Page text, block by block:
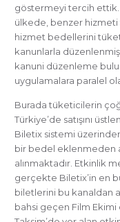
göstermeyi tercih
ülkede, benzer hizmeti
hizmet bedellerini
kanunlarla
kanuni düzenleme
uygulamalara paralel
Burada tüketicilerin
Türkiye’de satışını
Biletix sistemi
bir bedel eklenmeden
alınmaktadır. Etkinlik
gerçekte Biletix’in en
biletlerini bu kanaldan
bahsi geçen Film